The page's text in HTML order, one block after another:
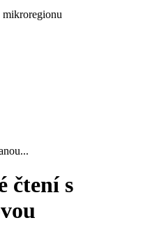
čtení s